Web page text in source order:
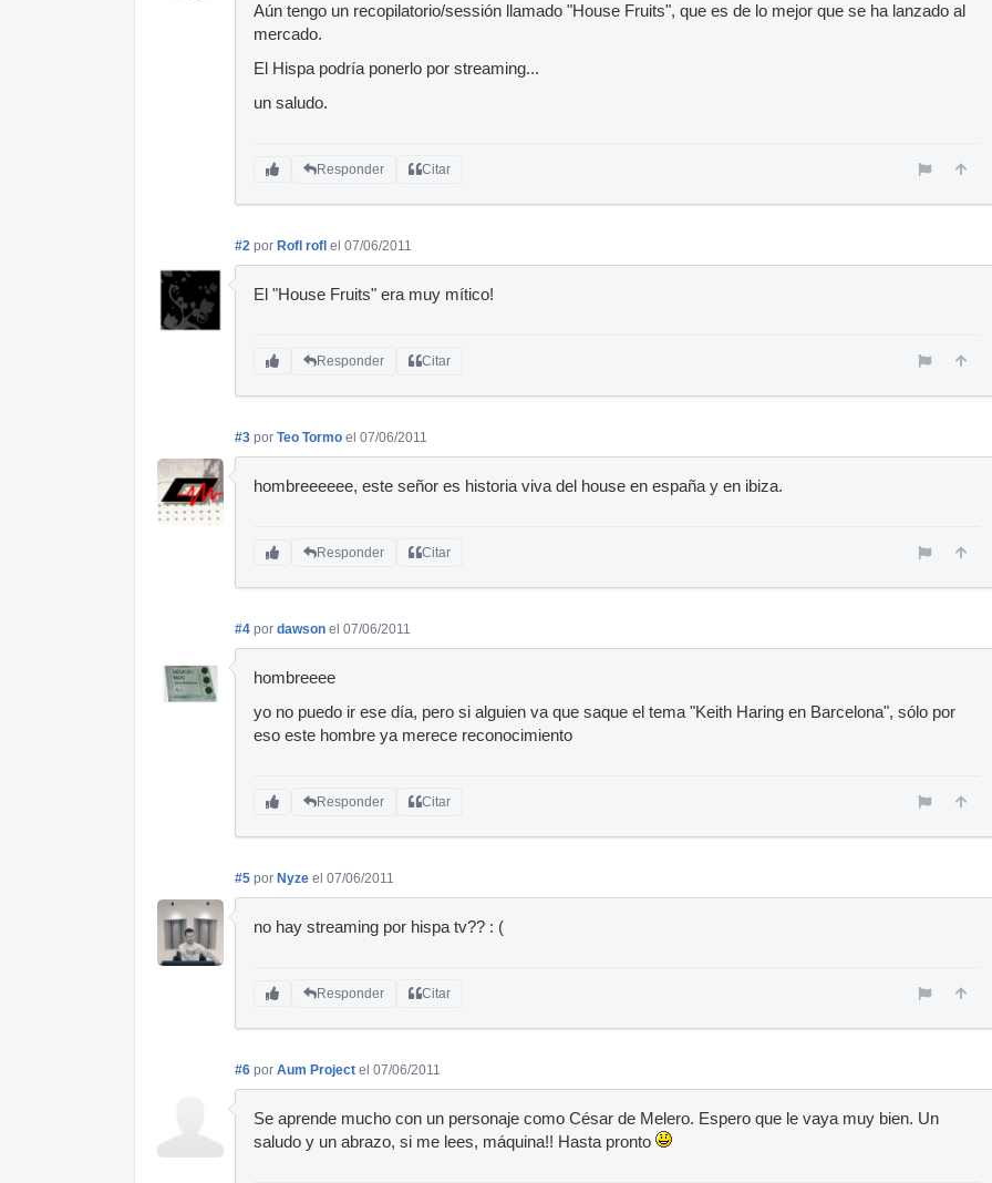
Aún tengo un recopilatorio/sessión llamado "House Fruits", que es de lo mejor que se ha lanzado al
mercado.
El Hispa podría ponerlo por streaming...
un saludo.
Responder Citar
#2 por Rofl rofl el 07/06/2011
El "House Fruits" era muy mítico!
Responder Citar
#3 por Teo Tormo el 07/06/2011
hombreeeeee, este señor es historia viva del house en españa y en ibiza.
Responder Citar
#4 por dawson el 07/06/2011
hombreeee
yo no puedo ir ese día, pero si alguien va que saque el tema "Keith Haring en Barcelona", sólo por
eso este hombre ya merece reconocimiento
Responder Citar
#5 por Nyze el 07/06/2011
no hay streaming por hispa tv?? : (
Responder Citar
#6 por Aum Project el 07/06/2011
Se aprende mucho con un personaje como César de Melero. Espero que le vaya muy bien. Un
saludo y un abrazo, si me lees, máquina!! Hasta pronto